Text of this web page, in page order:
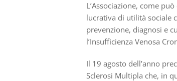
L’Associazione, come
lucrativa di utilità sociale
prevenzione, diagnosi e
l’Insufficienza Venosa
Il 19 agosto dell’anno
Sclerosi Multipla che, in